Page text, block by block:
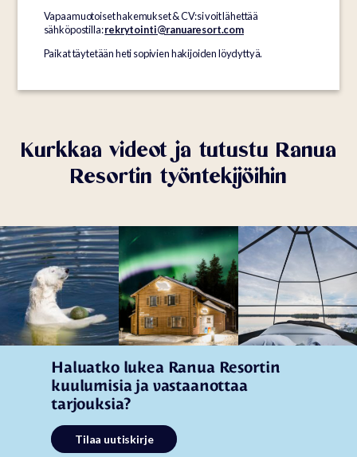
Vapaamuotoiset hakemukset & CV:si voit lähettää
sähköpostilla:rekrytointi@ranuaresort.com
Paikat täytetään heti sopivien hakijoiden löydyttyä.
Kurkkaa videot ja tutustu Ranua
Resortin työntekijöihin
Haluatko lukea Ranua Resortin
kuulumisia ja vastaanottaa
tarjouksia?
Tilaa uutiskirje